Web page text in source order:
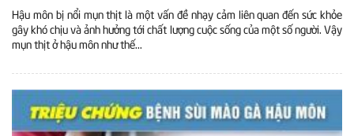
Hậu môn bị nổi mụn thịt là một vấn đề nhạy cảm liên quan đến sức khỏe
gây khó chịu và ảnh hưởng tới chất lượng cuộc sống của một số người. Vậy
mụn thịt ở hậu môn như thế...